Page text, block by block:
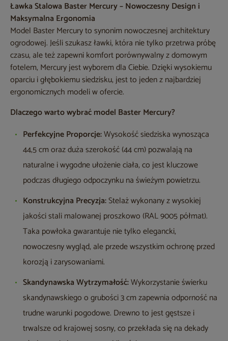
Ławka Stalowa Baster Mercury – Nowoczesny Design i
Maksymalna Ergonomia
Model Baster Mercury to synonim nowoczesnej architektury
ogrodowej. Jeśli szukasz ławki, która nie tylko przetrwa próbę
czasu, ale też zapewni komfort porównywalny z domowym
fotelem, Mercury jest wyborem dla Ciebie. Dzięki wysokiemu
oparciu i głębokiemu siedzisku, jest to jeden z najbardziej
ergonomicznych modeli w ofercie.
Dlaczego warto wybrać model Baster Mercury?
Perfekcyjne Proporcje:Wysokość siedziska wynosząca
44,5 cm oraz duża szerokość (44 cm) pozwalają na
naturalne i wygodne ułożenie ciała, co jest kluczowe
podczas długiego odpoczynku na świeżym powietrzu.
Konstrukcyjna Precyzja:Stelaż wykonany z wysokiej
jakości stali malowanej proszkowo (RAL 9005 półmat).
Taka powłoka gwarantuje nie tylko elegancki,
nowoczesny wygląd, ale przede wszystkim ochronę przed
korozją i zarysowaniami.
Skandynawska Wytrzymałość:Wykorzystanie świerku
skandynawskiego o grubości 3 cm zapewnia odporność na
trudne warunki pogodowe. Drewno to jest gęstsze i
trwalsze od krajowej sosny, co przekłada się na dekady